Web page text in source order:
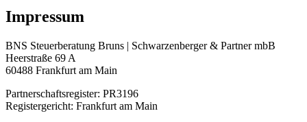
Impressum
BNS Steuerberatung Bruns | Schwarzenberger & Partner mbB
Heerstraße 69 A
60488 Frankfurt am Main
Partnerschaftsregister: PR3196
Registergericht: Frankfurt am Main